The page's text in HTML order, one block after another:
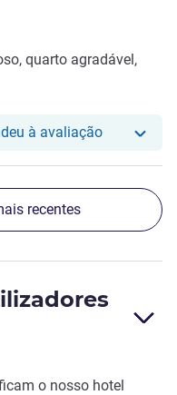
quarto agradável,
à avaliaçãoO nosso
recentes
o nosso hotel